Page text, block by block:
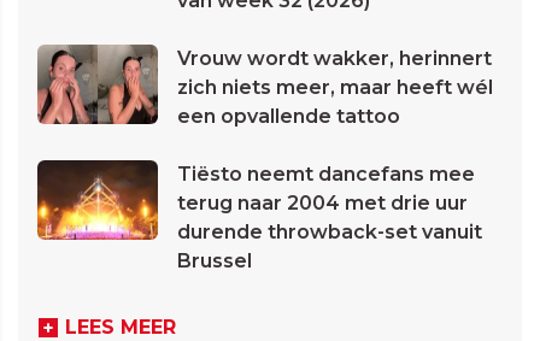
Vrouw wordt wakker, herinnert
zich niets meer, maar heeft wél
een opvallende tattoo
Tiësto neemt dancefans mee
terug naar 2004 met drie uur
durende throwback-set vanuit
Brussel
LEES MEER